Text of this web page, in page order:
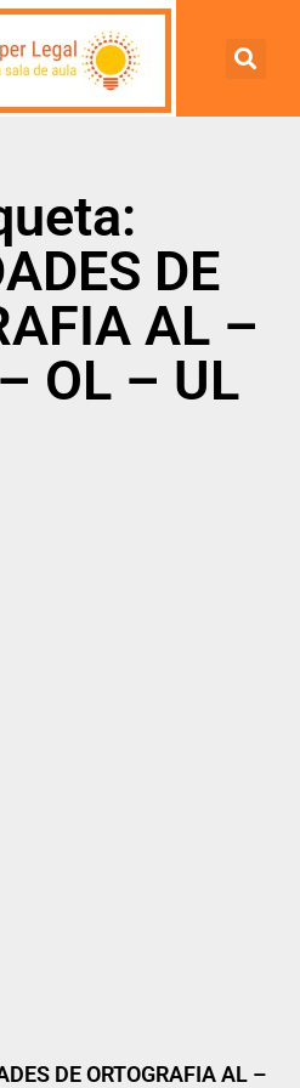
DE
AL –
OL – UL
DE ORTOGRAFIA AL –